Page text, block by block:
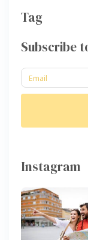
Tag
Subscribe
Instagram